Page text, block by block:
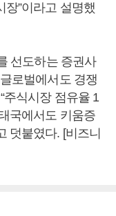
”이라고 설명했
선도하는 증권사
로벌에서도 경쟁
주식시장 점유율 1
국에서도 키움증
덧붙였다. [비즈니